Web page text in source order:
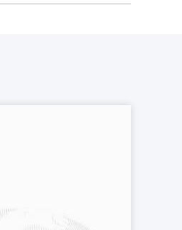
विहित और कठोर प्रबंधन उत्पाद की
पेशेवर, कुशल और वफादार"
पूर्व-बिक्री सेवाएँ, तकनीकी